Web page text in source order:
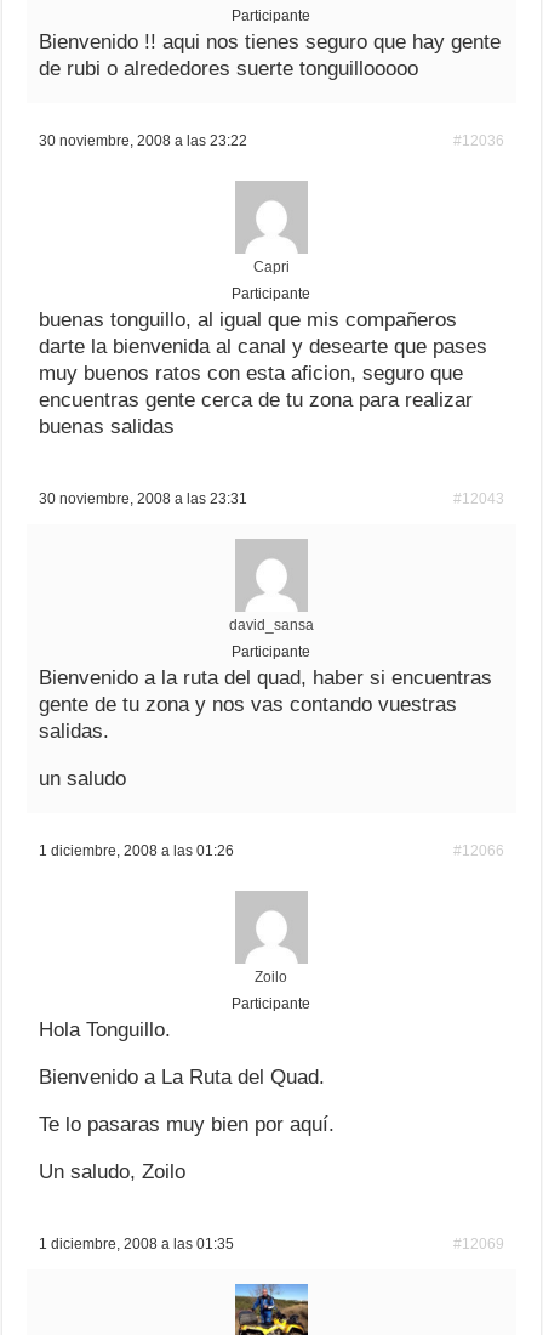
Participante
Bienvenido !! aqui nos tienes seguro que hay gente
de rubi o alrededores suerte tonguillooooo
30 noviembre, 2008 a las 23:22 #12036
Capri
Participante
buenas tonguillo, al igual que mis compañeros
darte la bienvenida al canal y desearte que pases
muy buenos ratos con esta aficion, seguro que
encuentras gente cerca de tu zona para realizar
buenas salidas
30 noviembre, 2008 a las 23:31 #12043
david_sansa
Participante
Bienvenido a la ruta del quad, haber si encuentras
gente de tu zona y nos vas contando vuestras
salidas.
un saludo
1 diciembre, 2008 a las 01:26 #12066
Zoilo
Participante
Hola Tonguillo.
Bienvenido a La Ruta del Quad.
Te lo pasaras muy bien por aquí.
Un saludo, Zoilo
1 diciembre, 2008 a las 01:35 #12069